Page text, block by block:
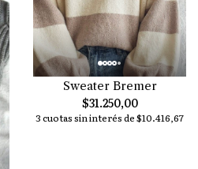
Sweater Bremer
$31.250,00
3 cuotas sin interés de $10.416,67